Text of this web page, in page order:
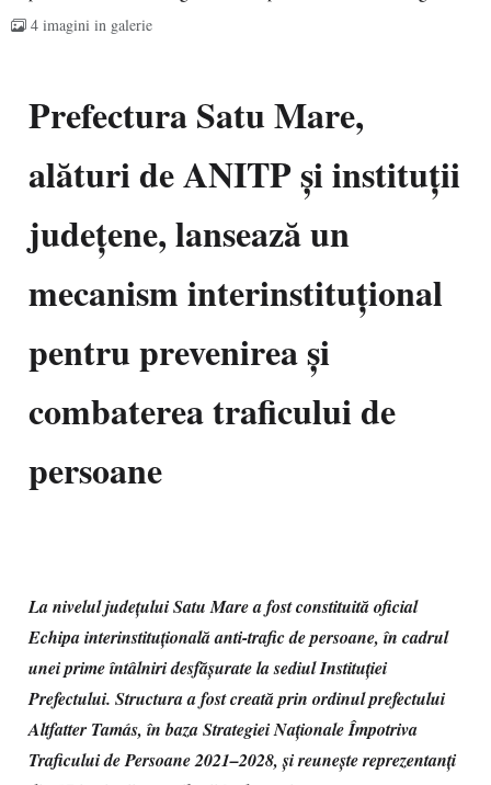
4 imagini in galerie
Prefectura Satu Mare,
alături de ANITP și instituții
județene, lansează un
mecanism interinstituțional
pentru prevenirea și
combaterea traficului de
persoane
La nivelul județului Satu Mare a fost constituită oficial
Echipa interinstituțională anti-trafic de persoane, în cadrul
unei prime întâlniri desfășurate la sediul Instituției
Prefectului. Structura a fost creată prin ordinul prefectului
Altfatter Tamás, în baza Strategiei Naționale Împotriva
Traficului de Persoane 2021–2028, și reunește reprezentanți